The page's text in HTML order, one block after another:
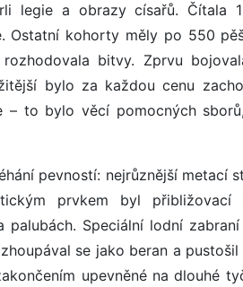
legie a obrazy císařů. Čítala
Ostatní kohorty měly po 550
bitvy. Zprvu
bylo za každou cenu
– to bylo věcí pomocných
pevností: nejrůznější metací
prvkem byl přibližovací
Speciální lodní
se jako beran a
upevněné na dlouhé